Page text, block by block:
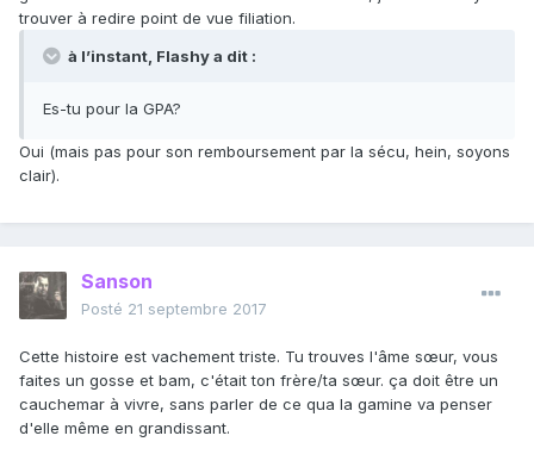
trouver à redire point de vue filiation.
à l’instant, Flashy a dit :
Es-tu pour la GPA?
Oui (mais pas pour son remboursement par la sécu, hein, soyons
clair).
Sanson
Posté 21 septembre 2017
Cette histoire est vachement triste. Tu trouves l'âme sœur, vous
faites un gosse et bam, c'était ton frère/ta sœur. ça doit être un
cauchemar à vivre, sans parler de ce qua la gamine va penser
d'elle même en grandissant.